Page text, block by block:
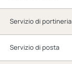
Servizio di portineria
Servizio di posta